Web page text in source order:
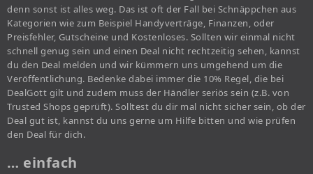
denn sonst ist alles weg. Das ist oft der Fall bei Schnäppchen aus
Kategorien wie zum Beispiel Handyverträge, Finanzen, oder
Preisfehler, Gutscheine und Kostenloses. Sollten wir einmal nicht
schnell genug sein und einen Deal nicht rechtzeitig sehen, kannst
du den Deal melden und wir kümmern uns umgehend um die
Veröffentlichung. Bedenke dabei immer die 10% Regel, die bei
DealGott gilt und zudem muss der Händler seriös sein (z.B. von
Trusted Shops geprüft). Solltest du dir mal nicht sicher sein, ob der
Deal gut ist, kannst du uns gerne um Hilfe bitten und wie prüfen
den Deal für dich.
… einfach